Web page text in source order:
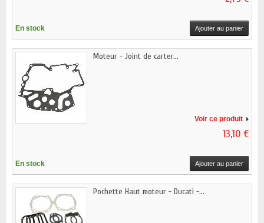
En stock Ajouter au panier
Moteur - Joint de carter...
Voir ce produit
13,10 €
En stock Ajouter au panier
Pochette Haut moteur - Ducati -...